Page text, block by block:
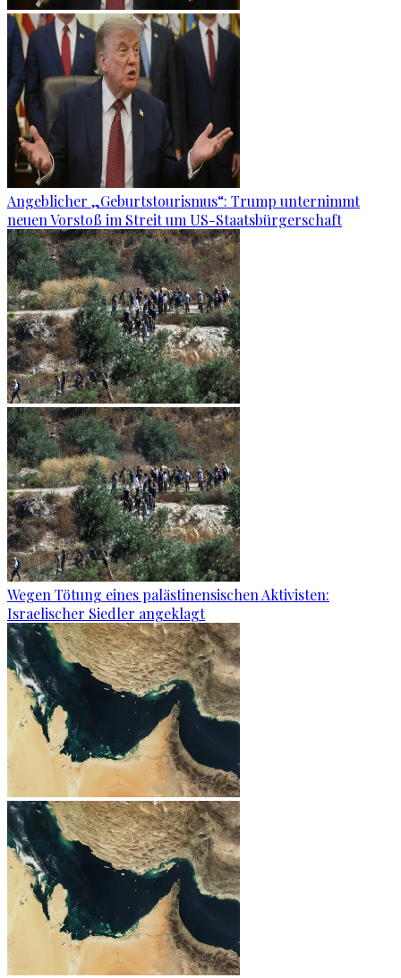
Angeblicher „Geburtstourismus“: Trump unternimmt
neuen Vorstoß im Streit um US-Staatsbürgerschaft
Wegen Tötung eines palästinensischen Aktivisten:
Israelischer Siedler angeklagt